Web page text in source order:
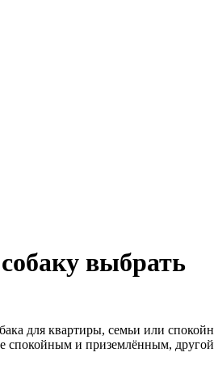
выбрать
для квартиры, семьи или
спокойным и приземлённым,